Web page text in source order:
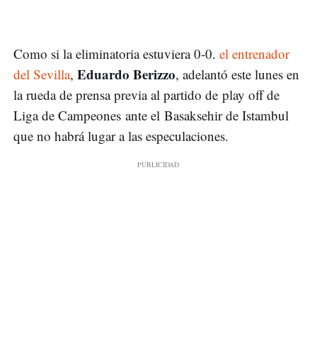
Como si la eliminatoria estuviera 0-0. el entrenador
del Sevilla, Eduardo Berizzo, adelantó este lunes en
la rueda de prensa previa al partido de play off de
Liga de Campeones ante el Basaksehir de Istambul
que no habrá lugar a las especulaciones.